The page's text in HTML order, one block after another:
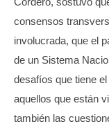
consensos
involucrada, que el
de un Sistema
desafíos que tiene
aquellos que están
también las